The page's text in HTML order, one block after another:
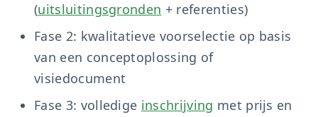
(uitsluitingsgronden + referenties)
Fase 2: kwalitatieve voorselectie op basis
van een conceptoplossing of
visiedocument
Fase 3: volledige inschrijving met prijs en